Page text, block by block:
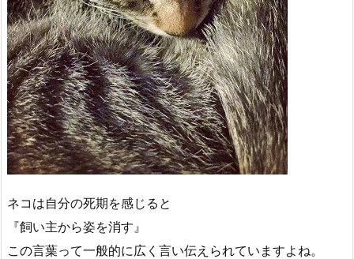
ネコは自分の死期を感じると
『飼い主から姿を消す』
この言葉って一般的に広く言い伝えられていますよね。